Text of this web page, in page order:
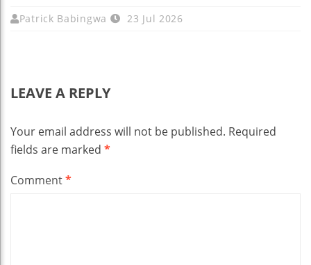
Patrick Babingwa 23 Jul 2026
LEAVE A REPLY
Your email address will not be published. Required
fields are marked *
Comment*